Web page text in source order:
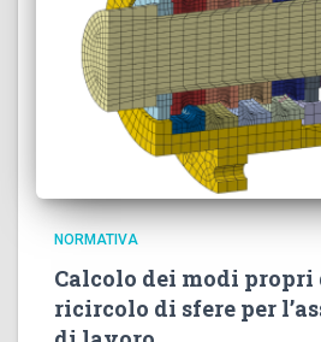
NORMATIVA
Calcolo dei modi
ricircolo di sfere per